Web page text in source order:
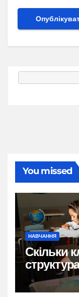
You missed
НАВЧАННЯ
Скільки